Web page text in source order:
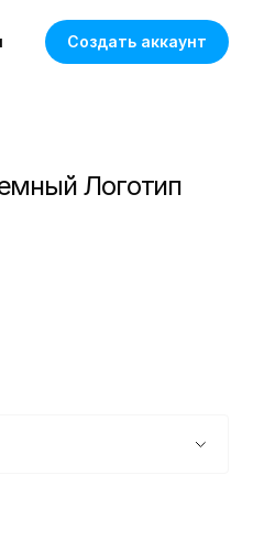
Создать аккаунт
Логотип